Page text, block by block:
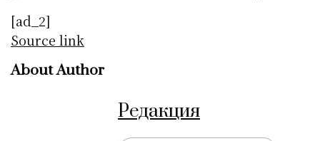
[ad_2]
Source link
About Author
Редакция